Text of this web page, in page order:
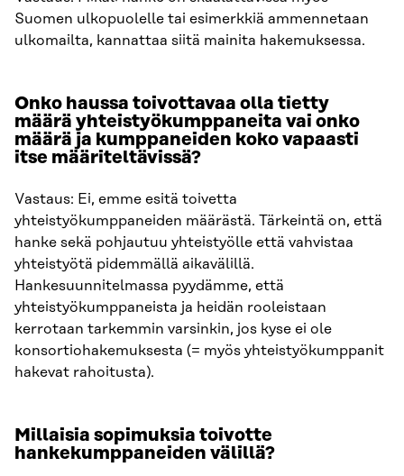
Suomen ulkopuolelle tai esimerkkiä ammennetaan
ulkomailta, kannattaa siitä mainita hakemuksessa.
Onko haussa toivottavaa olla tietty
määrä yhteistyökumppaneita vai onko
määrä ja kumppaneiden koko vapaasti
itse määriteltävissä?
Vastaus: Ei, emme esitä toivetta
yhteistyökumppaneiden määrästä. Tärkeintä on, että
hanke sekä pohjautuu yhteistyölle että vahvistaa
yhteistyötä pidemmällä aikavälillä.
Hankesuunnitelmassa pyydämme, että
yhteistyökumppaneista ja heidän rooleistaan
kerrotaan tarkemmin varsinkin, jos kyse ei ole
konsortiohakemuksesta (= myös yhteistyökumppanit
hakevat rahoitusta).
Millaisia sopimuksia toivotte
hankekumppaneiden välillä?